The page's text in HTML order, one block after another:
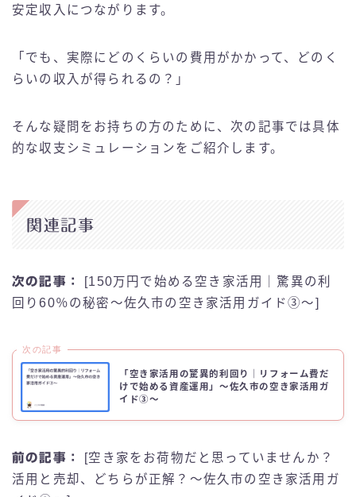
安定収入につながります。
「でも、実際にどのくらいの費用がかかって、どのく
らいの収入が得られるの？」
そんな疑問をお持ちの方のために、次の記事では具体
的な収支シミュレーションをご紹介します。
関連記事
次の記事：
[150万円で始める空き家活用｜驚異の利
回り60％の秘密〜佐久市の空き家活用ガイド③〜]
次の記事
「空き家活用の驚異的利回り｜リフォーム費だ
けで始める資産運用」〜佐久市の空き家活用ガ
イド③〜
前の記事：
[空き家をお荷物だと思っていませんか？
活用と売却、どちらが正解？〜佐久市の空き家活用ガ